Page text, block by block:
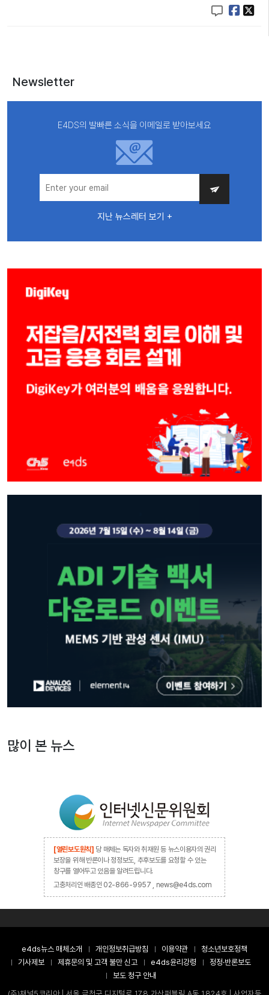
Newsletter
E4DS의 발빠른 소식을 이메일로 받아보세요
지난 뉴스레터 보기 +
많이 본 뉴스
[열린보도원칙] 당 매체는 독자와 취재원 등 뉴스이용자의 권리
보장을 위해 반론이나 정정보도, 추후보도를 요청할 수 있는
창구를 열어두고 있음을 알려드립니다.
고충처리인 배종인 02-866-9957 , news@e4ds.com
e4ds뉴스 매체소개 개인정보취급방침 이용약관
청소년보호정책
기사제보
제휴문의 및 고객 불만 신고 e4ds윤리강령
정정·반론보도
보도 청구 안내